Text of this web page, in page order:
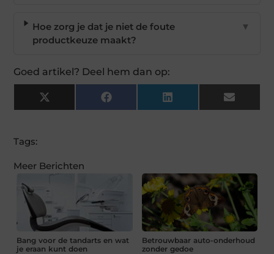
Hoe zorg je dat je niet de foute
productkeuze maakt?
▼
Goed artikel? Deel hem dan op:
X
(Twitter)
Facebook LinkedIn Email
Tags:
Meer Berichten
Bang voor de tandarts en wat
je eraan kunt doen
Betrouwbaar auto-onderhoud
zonder gedoe